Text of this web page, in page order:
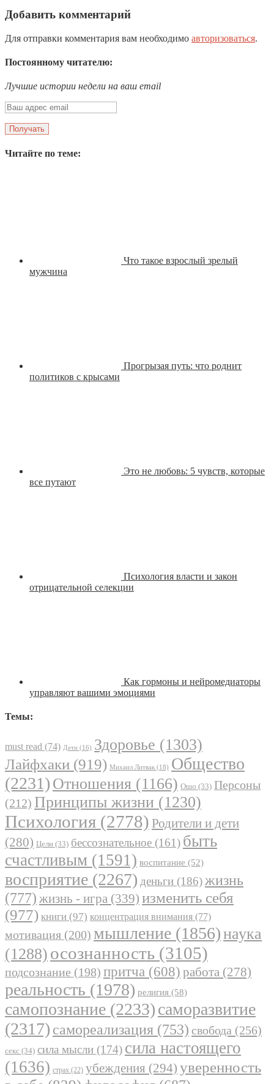
Добавить комментарий
Для отправки комментария вам необходимо авторизоваться.
Постоянному читателю:
Лучшие истории недели на ваш email
Читайте по теме:
Что такое взрослый зрелый
мужчина
Прогрызая путь: что роднит
политиков с крысами
Это не любовь: 5 чувств, которые
все путают
Психология власти и закон
отрицательной селекции
Как гормоны и нейромедиаторы
управляют вашими эмоциями
Темы:
must read (74) Дети (16) Здоровье (1303)
Лайфхаки (919) Михаил Литвак (18) Общество
(2231) Отношения (1166) Ошо (33) Персоны
(212) Принципы жизни (1230)
Психология (2778) Родители и дети
(280) Цели (33) бессознательное (161) быть
счастливым (1591) воспитание (52)
восприятие (2267) деньги (186)жизнь
(777) жизнь - игра (339) изменить себя
(977) книги (97) концентрация внимания (77)
мотивация (200) мышление (1856)наука
(1288) осознанность (3105)
подсознание (198) притча (608) работа (278)
реальность (1978) религия (58)
самопознание (2233)саморазвитие
(2317) самореализация (753) свобода (256)
секс (34) сила мысли (174) сила настоящего
(1636) страх (22) убеждения (294) уверенность